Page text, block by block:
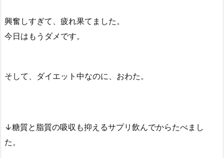
興奮しすぎて、疲れ果てました。
今日はもうダメです。
そして、ダイエット中なのに、おわた。
↓糖質と脂質の吸収も抑えるサプリ飲んでからたべまし
た。